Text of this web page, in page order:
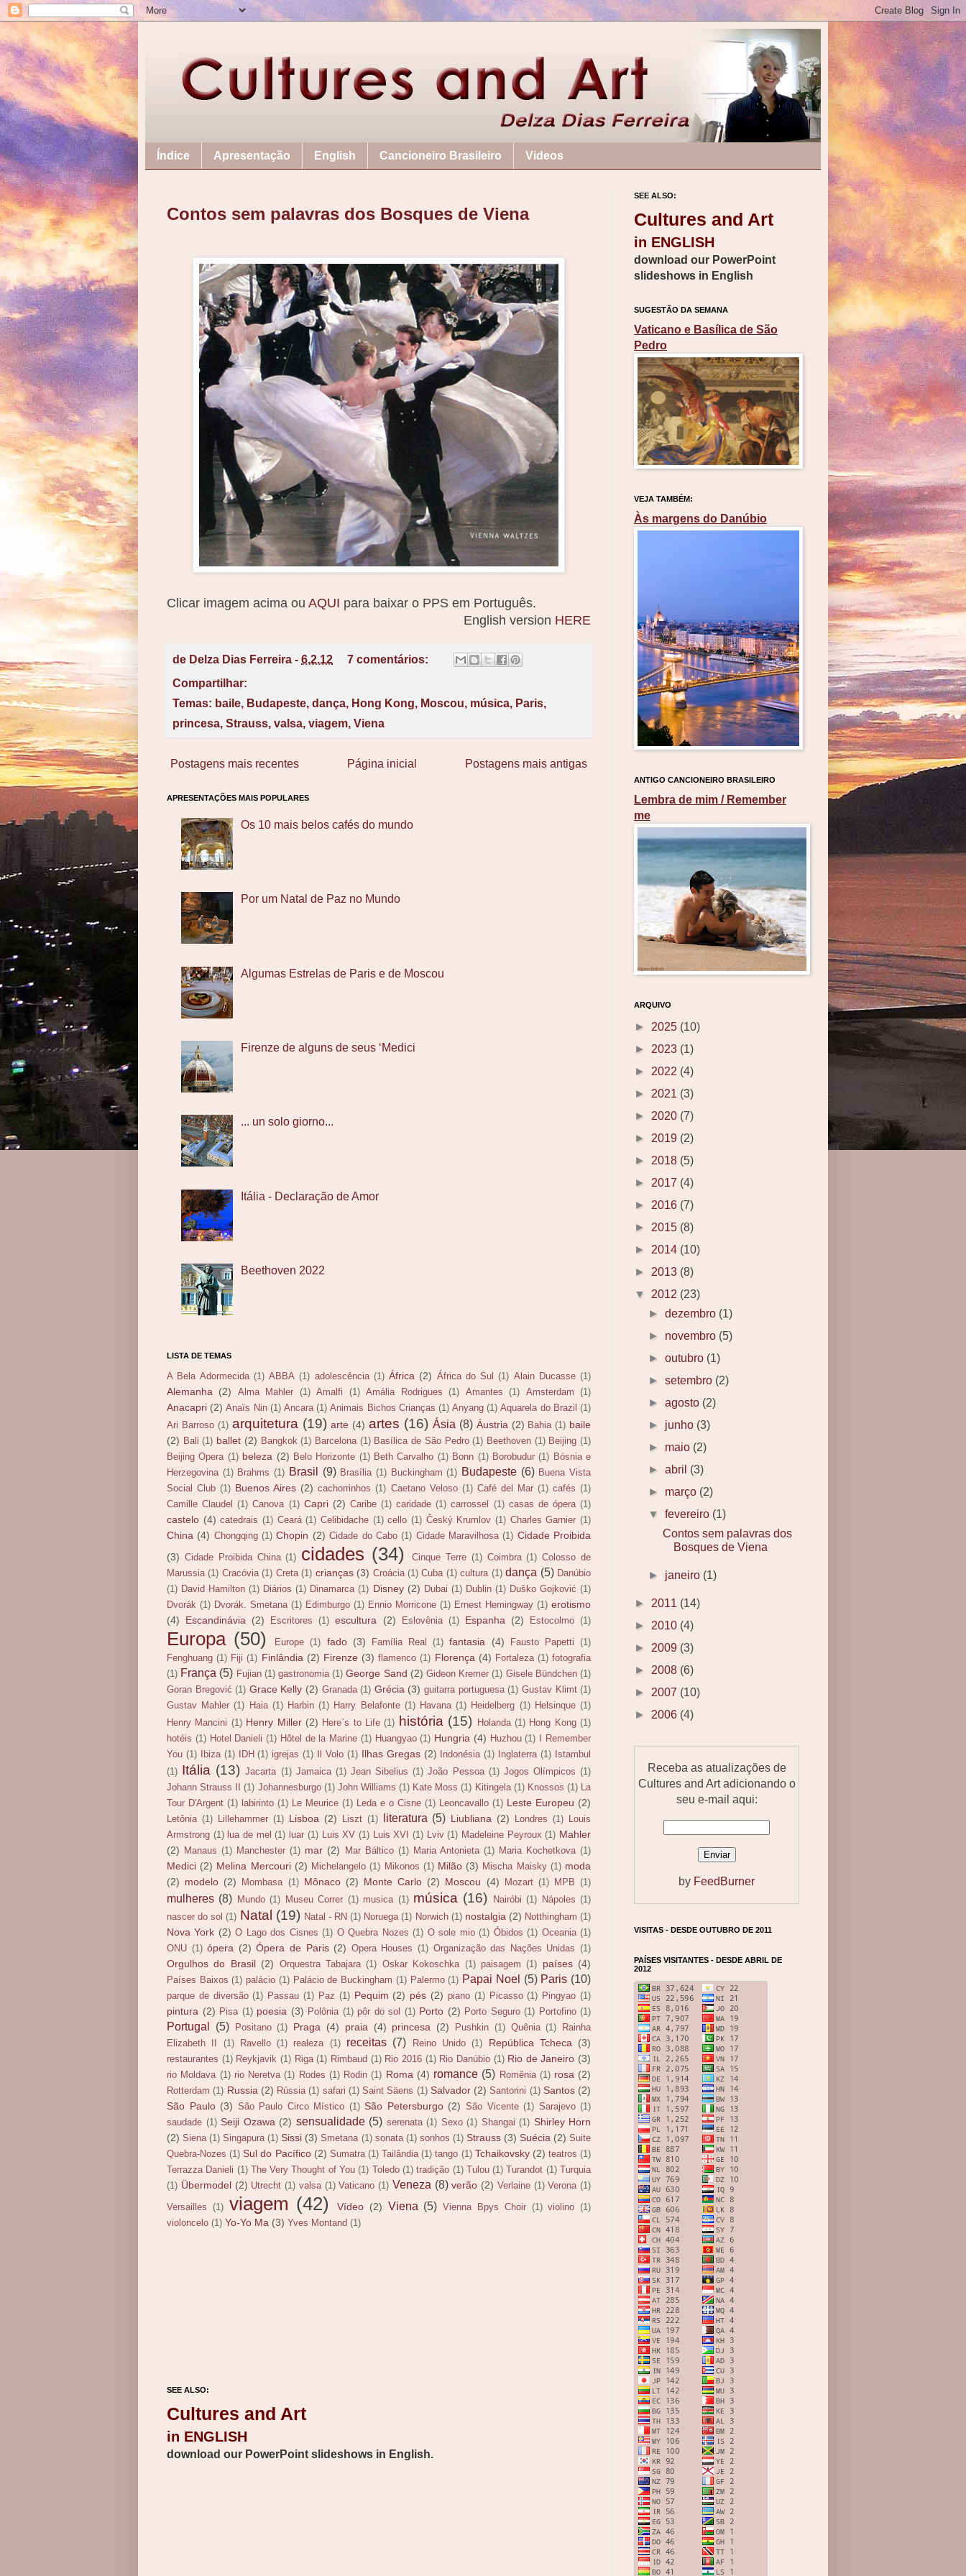
Índice Apresentação English Cancioneiro Brasileiro Videos
Contos sem palavras dos Bosques de Viena
Clicar imagem acima ou AQUI para baixar o PPS em Português.
English version HERE
de Delza Dias Ferreira - 6.2.12
7 comentários:
Compartilhar:
Temas: baile, Budapeste, dança, Hong Kong, Moscou, música, Paris,
princesa, Strauss, valsa, viagem, Viena
Postagens mais recentes Postagens mais antigas
Página inicial
APRESENTAÇÕES MAIS POPULARES
Os 10 mais belos cafés do mundo
Por um Natal de Paz no Mundo
Algumas Estrelas de Paris e de Moscou
Firenze de alguns de seus ‘Medici
... un solo giorno...
Itália - Declaração de Amor
Beethoven 2022
LISTA DE TEMAS
A Bela Adormecida (1) ABBA (1) adolescência (1) África (2) África do Sul (1) Alain Ducasse (1)
Alemanha (2) Alma Mahler (1) Amalfi (1) Amália Rodrigues (1) Amantes (1) Amsterdam (1)
Anacapri (2) Anaïs Nin (1) Ancara (1) Animais Bichos Crianças (1) Anyang (1) Aquarela do Brazil (1)
Ari Barroso (1) arquitetura (19) arte (4) artes (16) Ásia (8) Áustria (2) Bahia (1) baile
(2) Bali (1) ballet (2) Bangkok (1) Barcelona (1) Basílica de São Pedro (1) Beethoven (1) Beijing (1)
Beijing Opera (1) beleza (2) Belo Horizonte (1) Beth Carvalho (1) Bonn (1) Borobudur (1) Bósnia e
Herzegovina (1) Brahms (1) Brasil (9) Brasília (1) Buckingham (1) Budapeste (6) Buena Vista
Social Club (1) Buenos Aires (2) cachorrinhos (1) Caetano Veloso (1) Café del Mar (1) cafés (1)
Camille Claudel
(1) Canova (1) Capri (2) Caribe (1) caridade (1) carrossel (1) casas de ópera (1)
castelo (4) catedrais (1) Ceará (1) Celibidache (1) cello (1) Český Krumlov (1) Charles Garnier (1)
China (4) Chongqing (1) Chopin (2) Cidade do Cabo (1) Cidade Maravilhosa (1) Cidade Proibida
(3) Cidade Proibida China (1) cidades (34) Cinque Terre (1) Coimbra (1) Colosso de
Marussia (1) Cracóvia (1) Creta (1) crianças (3) Croácia (1) Cuba (1) cultura (1) dança (5) Danúbio
(1) David Hamilton (1) Diários (1) Dinamarca (1) Disney (2) Dubai (1) Dublin (1) Duško Gojković (1)
Dvorák (1) Dvorák. Smetana (1) Edimburgo (1) Ennio Morricone (1) Ernest Hemingway (1) erotismo
(4)
Escandinávia (2) Escritores (1) escultura (2) Eslovênia (1) Espanha (2) Estocolmo (1)
Europa (50) Europe (1) fado (3) Família Real (1) fantasia (4) Fausto Papetti
(1)
Fenghuang (1) Fiji (1) Finlândia (2) Firenze (3) flamenco (1) Florença (4) Fortaleza (1) fotografia
(1) França (5) Fujian (1) gastronomia (1) George Sand (2) Gideon Kremer (1) Gisele Bündchen (1)
Goran Bregović (1) Grace Kelly (2) Granada (1) Grécia (3) guitarra portuguesa (1) Gustav Klimt (1)
Gustav Mahler (1) Haia (1) Harbin (1) Harry Belafonte (1) Havana (1) Heidelberg (1) Helsinque (1)
Henry Mancini (1) Henry Miller (2) Here`s to Life (1) história (15) Holanda (1) Hong Kong (1)
hotéis (1) Hotel Danieli (1) Hôtel de la Marine (1) Huangyao (1) Hungria (4) Huzhou (1)
I Remember
You (1) Ibiza (1) IDH (1) igrejas (1) Il Volo (1) Ilhas Gregas (2) Indonésia (1) Inglaterra (1) Istambul
(1) Itália (13) Jacarta (1) Jamaica (1) Jean Sibelius (1) João Pessoa (1) Jogos Olímpicos (1)
Johann Strauss II
(1) Johannesburgo (1) John Williams (1) Kate Moss (1) Kitingela (1) Knossos (1) La
Tour D'Argent (1) labirinto (1) Le Meurice (1) Leda e o Cisne (1) Leoncavallo (1) Leste Europeu (2)
Letônia (1) Lillehammer (1) Lisboa (2) Liszt (1) literatura (5) Liubliana (2) Londres (1) Louis
Armstrong (1) lua de mel (1) luar (1) Luis XV (1) Luis XVI (1) Lviv (1) Madeleine Peyroux (1) Mahler
(2) Manaus (1) Manchester (1) mar (2) Mar Báltico (1) Maria Antonieta (1) Maria Kochetkova (1)
Medici (2) Melina Mercouri (2) Michelangelo (1) Mikonos (1) Milão (3) Mischa Maisky (1) moda
(2) modelo (2) Mombasa (1) Mônaco (2) Monte Carlo (2) Moscou (4) Mozart (1) MPB (1)
mulheres (8) Mundo (1) Museu Correr (1) musica (1) música (16) Nairóbi (1) Nápoles (1)
nascer do sol (1) Natal (19) Natal - RN (1) Noruega (1) Norwich (1) nostalgia (2) Notthingham (1)
Nova York (2) O Lago dos Cisnes (1) O Quebra Nozes (1) O sole mio (1) Óbidos (1) Oceania (1)
ONU (1) ópera (2) Ópera de Paris (2) Opera Houses (1) Organização das Nações Unidas (1)
Orgulhos do Brasil (2) Orquestra Tabajara (1) Oskar Kokoschka (1) paisagem (1) países (4)
Países Baixos (1) palácio (1) Palácio de Buckingham (1) Palermo (1) Papai Noel (5) Paris (10)
parque de diversão (1) Passau (1) Paz (1) Pequim (2) pés (2) piano (1) Picasso (1) Pingyao (1)
pintura (2) Pisa (1) poesia (3) Polônia (1) pôr do sol (1) Porto (2) Porto Seguro (1) Portofino (1)
Portugal (5) Positano (1) Praga (4) praia (4) princesa (2) Pushkin (1) Quênia (1)
Rainha
Elizabeth II
(1) Ravello (1) realeza (1) receitas (7) Reino Unido (1) República Tcheca (3)
restaurantes (1) Reykjavik (1) Riga (1) Rimbaud (1) Rio 2016 (1) Rio Danúbio (1) Rio de Janeiro (3)
rio Moldava (1) rio Neretva (1) Rodes (1) Rodin (1) Roma (4) romance (5) Romênia (1) rosa (2)
Rotterdam (1) Russia (2) Rússia (1) safari (1) Saint Säens (1) Salvador (2) Santorini (1) Santos (2)
São Paulo (3) São Paulo Circo Místico (1) São Petersburgo (2) São Vicente (1) Sarajevo (1)
saudade (1) Seiji Ozawa (2) sensualidade (5) serenata (1) Sexo (1) Shangai (1) Shirley Horn
(2) Siena (1) Singapura (1) Sissi (3) Smetana (1) sonata (1) sonhos (1) Strauss (3) Suécia (2) Suite
Quebra-Nozes (1) Sul do Pacífico (2) Sumatra (1) Tailândia (1) tango (1) Tchaikovsky (2) teatros (1)
Terrazza Danieli (1) The Very Thought of You (1) Toledo (1) tradição (1) Tulou (1) Turandot (1) Turquia
(1) Übermodel (2) Utrecht (1) valsa (1) Vaticano (1) Veneza (8) verão (2) Verlaine (1) Verona (1)
Versailles (1) viagem (42) Vídeo (2) Viena (5) Vienna Bpys Choir (1) violino (1)
violoncelo (1) Yo-Yo Ma (3) Yves Montand (1)
SEE ALSO:
Cultures and Art
in ENGLISH
download our PowerPoint slideshows in English.
SEE ALSO:
Cultures and Art
in ENGLISH
download our PowerPoint
slideshows in English
SUGESTÃO DA SEMANA
Vaticano e Basílica de São
Pedro
VEJA TAMBÉM:
Às margens do Danúbio
ANTIGO CANCIONEIRO BRASILEIRO
Lembra de mim / Remember
me
ARQUIVO
► 2025 (10)
► 2023 (1)
► 2022 (4)
► 2021 (3)
► 2020 (7)
► 2019 (2)
► 2018 (5)
► 2017 (4)
► 2016 (7)
► 2015 (8)
► 2014 (10)
► 2013 (8)
▼ 2012 (23)
►dezembro (1)
► novembro (5)
►outubro (1)
►setembro (2)
►agosto (2)
► junho (3)
► maio (2)
►abril (3)
► março (2)
▼fevereiro (1)
Contos sem palavras dos
Bosques de Viena
► janeiro (1)
► 2011 (14)
► 2010 (4)
► 2009 (3)
► 2008 (6)
► 2007 (10)
► 2006 (4)
Receba as atualizações de
Cultures and Art adicionando o
seu e-mail aqui:
by FeedBurner
VISITAS - DESDE OUTUBRO DE 2011
PAÍSES VISITANTES - DESDE ABRIL DE
2012